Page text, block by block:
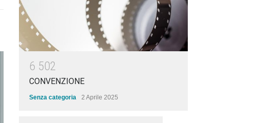
6 502
CONVENZIONE
Senza categoria 2 Aprile 2025